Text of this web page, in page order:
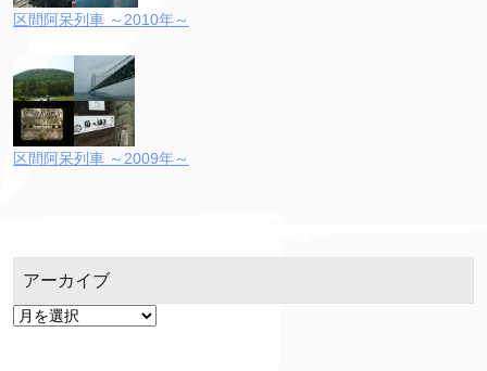
区間阿呆列車 ～2010年～
区間阿呆列車 ～2009年～
アーカイブ
ア